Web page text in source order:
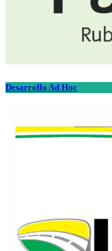
Desarrollo Ad Hoc